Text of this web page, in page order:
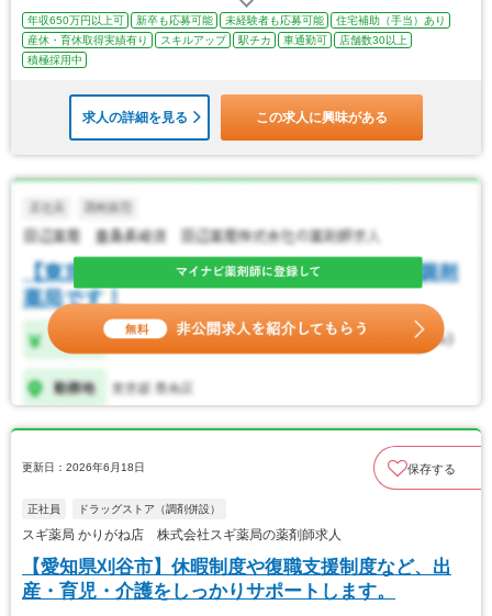
年収650万円以上可 新卒も応募可能 未経験者も応募可能
住宅補助（手当）あり
産休・育休取得実績有り
スキルアップ 駅チカ 車通勤可
店舗数30以上
積極採用中
求人の詳細を見る この求人に興味がある
更新日：2026年6月18日 保存する
正社員 ドラッグストア（調剤併設）
スギ薬局 かりがね店 株式会社スギ薬局の薬剤師求人
【愛知県刈谷市】休暇制度や復職支援制度など、出
産・育児・介護をしっかりサポートします。